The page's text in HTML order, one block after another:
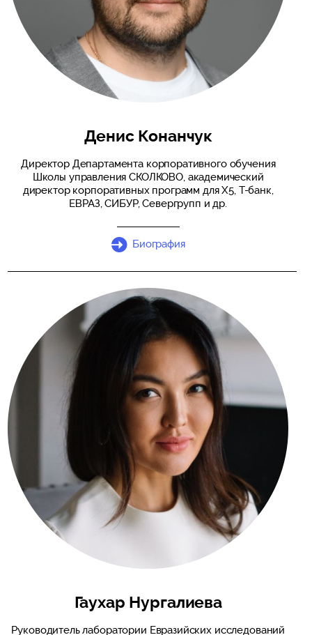
Денис Конанчук
Директор Департамента корпоративного обучения
Школы управления СКОЛКОВО, академический
директор корпоративных программ для X5, Т-банк,
ЕВРАЗ, СИБУР, Севергрупп и др.
Биография
Гаухар Нургалиева
Руководитель лаборатории Евразийских исследований